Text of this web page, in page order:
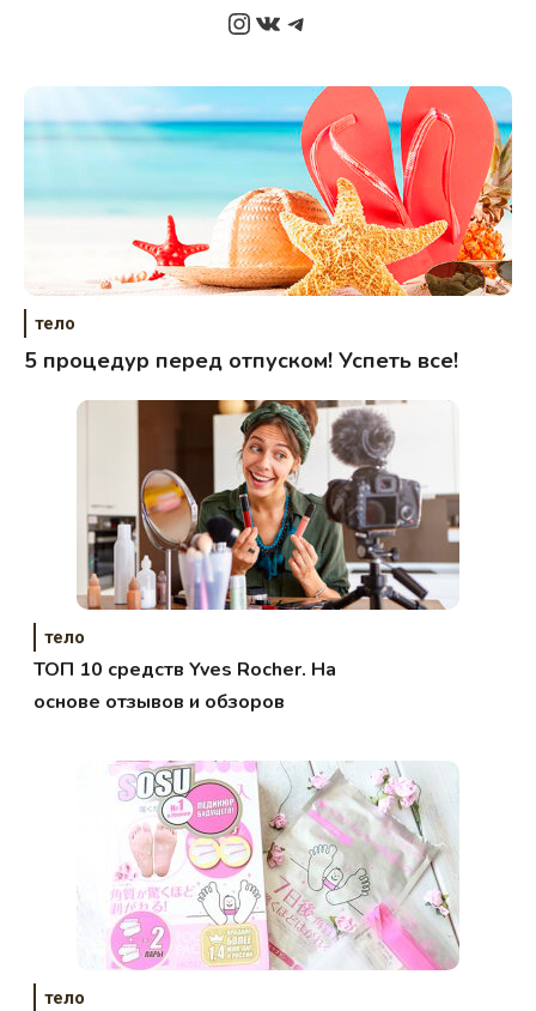
Instagram
ВКонтакте
Telegram
тело
5 процедур перед отпуском! Успеть все!
тело
ТОП 10 средств Yves Rocher. На
основе отзывов и обзоров
тело